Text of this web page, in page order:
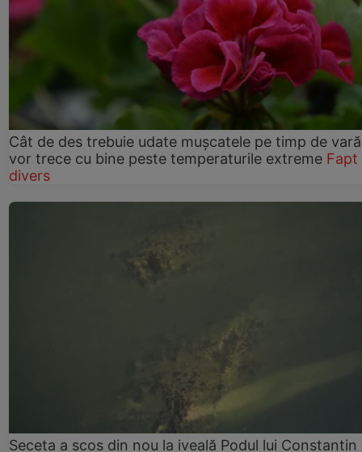
Cât de des trebuie udate mușcatele pe timp de
vor trece cu bine peste temperaturile extreme Fapt
divers
Seceta a scos din nou la iveală Podul lui Constantin